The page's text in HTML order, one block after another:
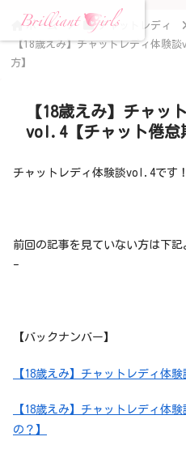
ホーム チャットレディ
【18歳えみ】チャットレディ体験
方】
【18歳えみ】チャッ
vol.4【チャット倦怠
チャットレディ体験談vol.4です！
前回の記事を見ていない方は
ｰ
【バックナンバー】
【18歳えみ】チャットレディ体
【18歳えみ】チャットレディ体
の？】